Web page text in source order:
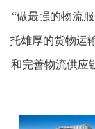
“做最强的物流
托雄厚的货物运
和完善物流供应